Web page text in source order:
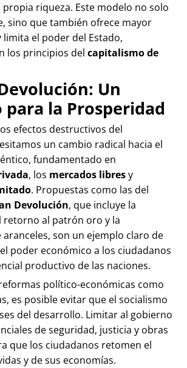
riqueza. Este modelo no solo
sino que también ofrece mayor
el poder del Estado,
los principios del capitalismo de
Un
para la Prosperidad
efectos destructivos del
un cambio radical hacia el
fundamentado en
, los mercados libresy
. Propuestas como las del
Devolución, que incluye la
retorno al patrón oro y la
son un ejemplo claro de
poder económico a los ciudadanos
productivo de las naciones.
político-económicas como
es posible evitar que el socialismo
del desarrollo. Limitar al gobierno
de seguridad, justicia y obras
que los ciudadanos retomen el
y de sus economías.